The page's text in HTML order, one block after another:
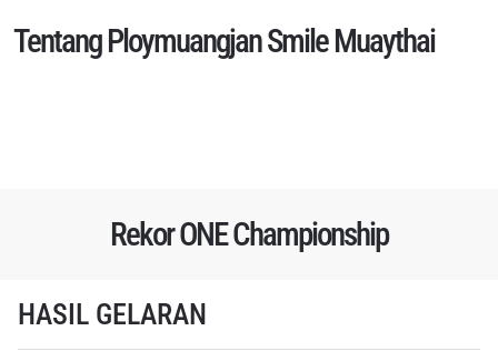
Tentang Ploymuangjan Smile Muaythai
Rekor ONE Championship
HASIL GELARAN
Daftar sekarang untuk mendapat akses ke berita